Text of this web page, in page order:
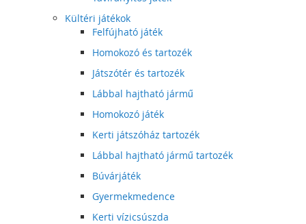
Kültéri játékok
Felfújható játék
Homokozó és tartozék
Játszótér és tartozék
Lábbal hajtható jármű
Homokozó játék
Kerti játszóház tartozék
Lábbal hajtható jármű tartozék
Búvárjáték
Gyermekmedence
Kerti vízicsúszda